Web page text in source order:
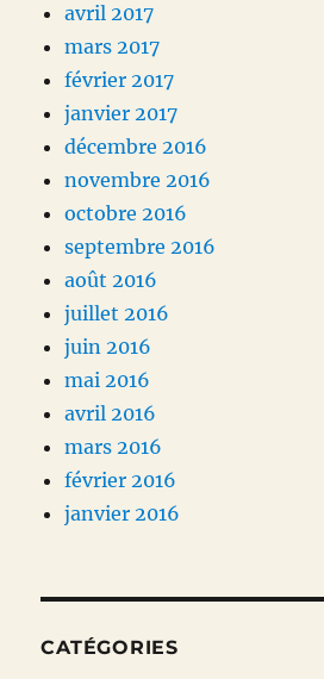
avril 2017
mars 2017
février 2017
janvier 2017
décembre 2016
novembre 2016
octobre 2016
septembre 2016
août 2016
juillet 2016
juin 2016
mai 2016
avril 2016
mars 2016
février 2016
janvier 2016
CATÉGORIES